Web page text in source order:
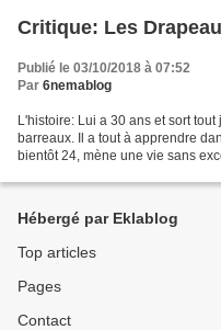
Critique: Les
Publié le 03/10/2018 à 07:52
Par 6nemablog
L'histoire: Lui a 30 ans et sort
barreaux. Il a tout à apprendre
bientôt 24, mène une vie sans
Hébergé par Eklablog
Top articles
Pages
Contact